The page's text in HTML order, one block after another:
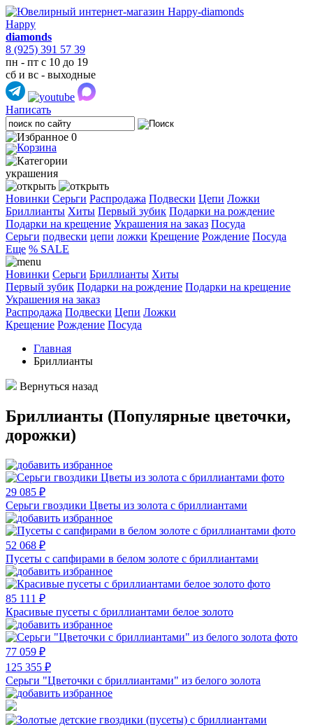
Happy
diamonds
8 (925) 391 57 39
пн - пт с 10 до 19
сб и вс - выходные
Написать
0
украшения
Новинки Серьги Распродажа Подвески Цепи Ложки
Бриллианты Хиты Первый зубик Подарки на рождение
Подарки на крещение Украшения на заказ Посуда
Cерьги подвески цепи ложки Крещение Рождение Посуда
Еще % SALE
Новинки Серьги Бриллианты Хиты
Первый зубик Подарки на рождение Подарки на крещение
Украшения на заказ
Распродажа Подвески Цепи Ложки
Крещение Рождение Посуда
Главная
Бриллианты
Вернуться назад
Бриллианты (Популярные цветочки,
дорожки)
29 085 ₽
Серьги гвоздики Цветы из золота с бриллиантами
52 068 ₽
Пусеты с сапфирами в белом золоте с бриллиантами
85 111 ₽
Красивые пусеты с бриллиантами белое золото
77 059 ₽
125 355 ₽
Серьги "Цветочки с бриллиантами" из белого золота